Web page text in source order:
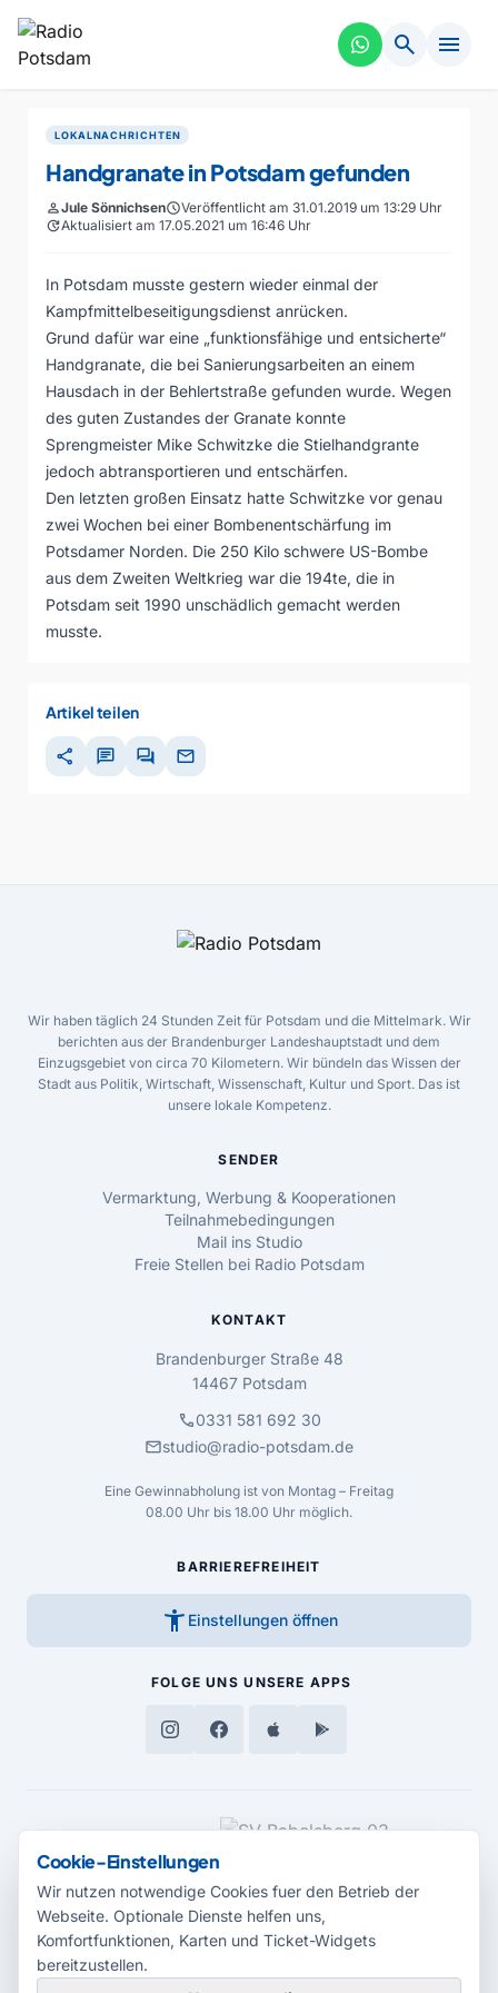
search menu
LOKALNACHRICHTEN
Handgranate in Potsdam gefunden
personJule SönnichsenscheduleVeröffentlicht am 31.01.2019 um 13:29 Uhr
updateAktualisiert am 17.05.2021 um 16:46 Uhr
In Potsdam musste gestern wieder einmal der
Kampfmittelbeseitigungsdienst anrücken.
Grund dafür war eine „funktionsfähige und entsicherte“
Handgranate, die bei Sanierungsarbeiten an einem
Hausdach in der Behlertstraße gefunden wurde. Wegen
des guten Zustandes der Granate konnte
Sprengmeister Mike Schwitzke die Stielhandgrante
jedoch abtransportieren und entschärfen.
Den letzten großen Einsatz hatte Schwitzke vor genau
zwei Wochen bei einer Bombenentschärfung im
Potsdamer Norden. Die 250 Kilo schwere US-Bombe
aus dem Zweiten Weltkrieg war die 194te, die in
Potsdam seit 1990 unschädlich gemacht werden
musste.
Artikel teilen
share chat forum mail
Wir haben täglich 24 Stunden Zeit für Potsdam und die Mittelmark. Wir
berichten aus der Brandenburger Landeshauptstadt und dem
Einzugsgebiet von circa 70 Kilometern. Wir bündeln das Wissen der
Stadt aus Politik, Wirtschaft, Wissenschaft, Kultur und Sport. Das ist
unsere lokale Kompetenz.
SENDER
Vermarktung, Werbung & Kooperationen
Teilnahmebedingungen
Mail ins Studio
Freie Stellen bei Radio Potsdam
KONTAKT
Brandenburger Straße 48
14467 Potsdam
call0331 581 692 30
mailstudio@radio-potsdam.de
Eine Gewinnabholung ist von Montag – Freitag
08.00 Uhr bis 18.00 Uhr möglich.
BARRIEREFREIHEIT
accessibility_new Einstellungen öffnen
FOLGE UNS UNSERE APPS
MEDIENPARTNER
Cookie-Einstellungen
Wir nutzen notwendige Cookies fuer den Betrieb der
Webseite. Optionale Dienste helfen uns,
Komfortfunktionen, Karten und Ticket-Widgets
bereitzustellen.